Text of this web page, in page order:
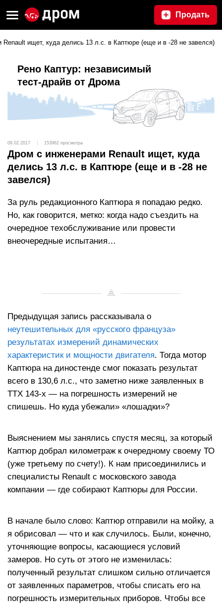
Продать
ищет, куда делись 13 л.с. в Каптюре (еще и в -28 не завелся)
Рено Каптур: независимый
тест-драйв от Дрома
09.02.2017 153962 просмотра
Дром с инженерами Renault ищет, куда
делись 13 л.с. в Каптюре (еще и в -28 не
завелся)
За руль редакционного Каптюра я попадаю редко.
Но, как говорится, метко: когда надо съездить на
очередное техобслуживание или провести
внеочередные испытания…
Предыдущая запись рассказывала о
неутешительных для «русского француза»
результатах измерений динамических
характеристик и мощности двигателя. Тогда мотор
Каптюра на диностенде смог показать результат
всего в 130,6 л.с., что заметно ниже заявленных в
ТТХ 143-х — на погрешность измерений не
спишешь. Но куда убежали» «лошадки»?
Выяснением мы занялись спустя месяц, за который
Каптюр добрал километраж к очередному своему ТО
(уже третьему по счету!). К нам присоединились и
специалисты Renault с московского завода
компании — где собирают Каптюры для России.
В начале было слово: Каптюр отправили на мойку, а
я обрисовал — что и как случилось. Были, конечно,
уточняющие вопросы, касающиеся условий
замеров. Но суть от этого не изменилась:
полученный результат слишком сильно отличается
от заявленных параметров, чтобы списать его на
погрешность измерительных приборов. Чтобы все